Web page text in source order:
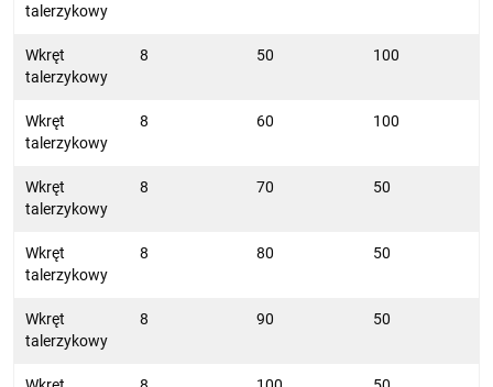
talerzykowy
Wkręt
talerzykowy
8 50 100
Wkręt
talerzykowy
8 60 100
Wkręt
talerzykowy
8 70 50
Wkręt
talerzykowy
8 80 50
Wkręt
talerzykowy
8 90 50